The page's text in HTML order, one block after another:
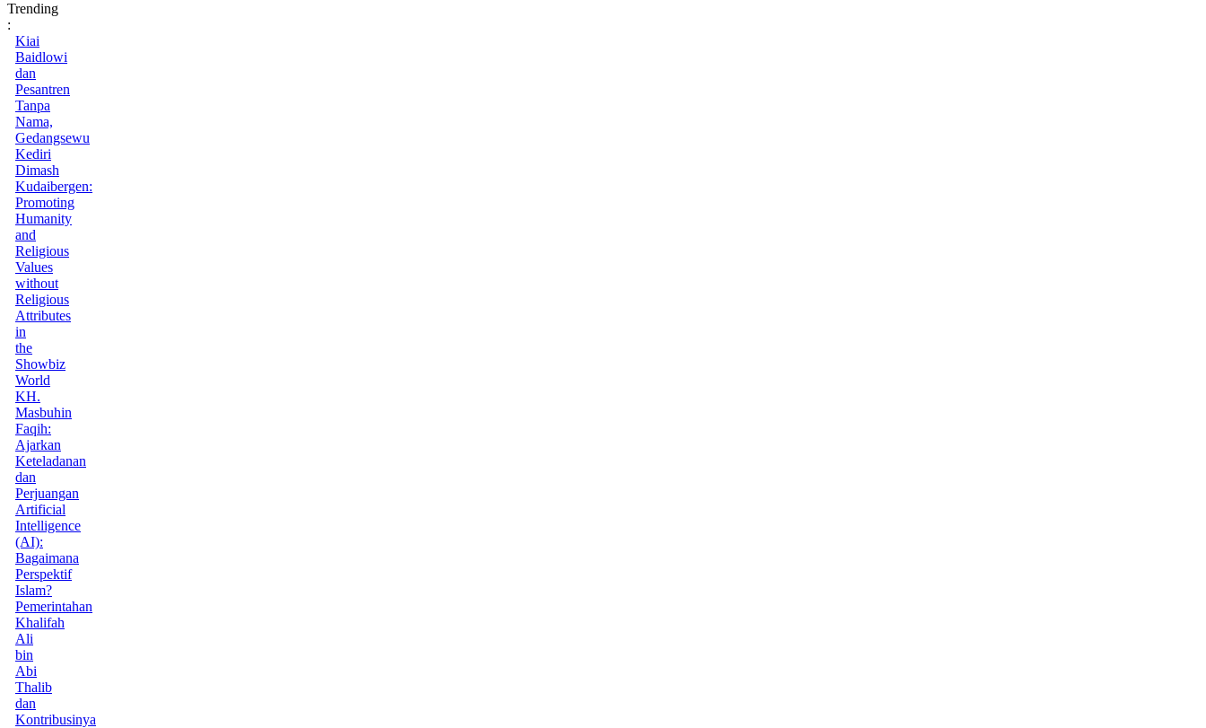
Trending
:
Kiai
Baidlowi
dan
Pesantren
Tanpa
Nama,
Gedangsewu
Kediri
Dimash
Kudaibergen:
Promoting
Humanity
and
Religious
Values
without
Religious
Attributes
in
the
Showbiz
World
KH.
Masbuhin
Faqih:
Ajarkan
Keteladanan
dan
Perjuangan
Artificial
Intelligence
(AI):
Bagaimana
Perspektif
Islam?
Pemerintahan
Khalifah
Ali
bin
Abi
Thalib
dan
Kontribusinya